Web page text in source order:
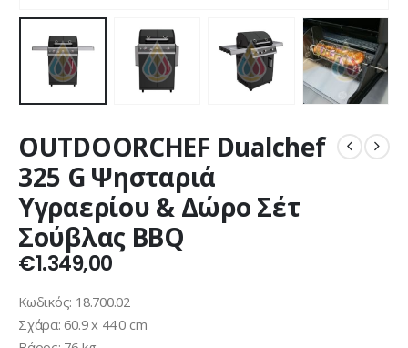
OUTDOORCHEF Dualchef
325 G Ψησταριά
Υγραερίου & Δώρο Σέτ
Σούβλας BBQ
€1.349,00
Κωδικός: 18.700.02
Σχάρα: 60.9 x 44.0 cm